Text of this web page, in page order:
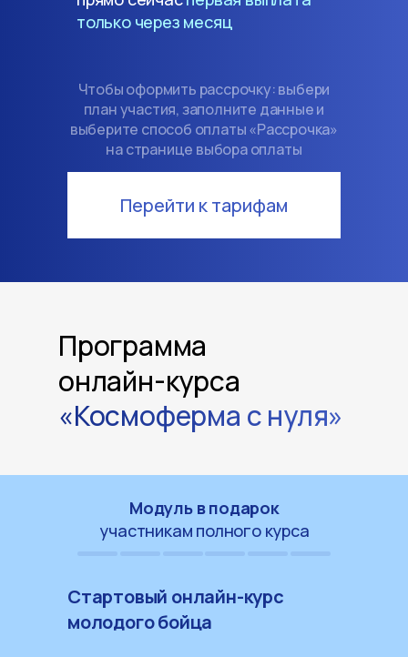
Чтобы оформить рассрочку: выбери
план участия, заполните данные и
выберите способ оплаты «Рассрочка»
на странице выбора оплаты
Перейти к тарифам
только через месяц
Программа
онлайн-курса
«Космоферма с нуля»
Стартовый онлайн-курс
молодого бойца
Модуль в подарок
участникам полного курса